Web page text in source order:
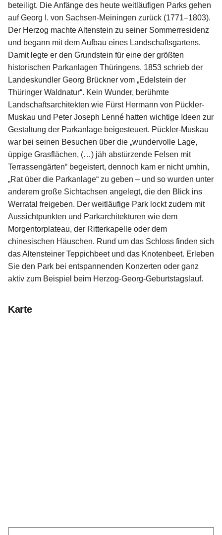
beteiligt. Die Anfänge des heute weitläufigen Parks gehen
auf Georg I. von Sachsen-Meiningen zurück (1771–1803).
Der Herzog machte Altenstein zu seiner Sommerresidenz
und begann mit dem Aufbau eines Landschaftsgartens.
Damit legte er den Grundstein für eine der größten
historischen Parkanlagen Thüringens. 1853 schrieb der
Landeskundler Georg Brückner vom „Edelstein der
Thüringer Waldnatur“. Kein Wunder, berühmte
Landschaftsarchitekten wie Fürst Hermann von Pückler-
Muskau und Peter Joseph Lenné hatten wichtige Ideen zur
Gestaltung der Parkanlage beigesteuert. Pückler-Muskau
war bei seinen Besuchen über die „wundervolle Lage,
üppige Grasflächen, (…) jäh abstürzende Felsen mit
Terrassengärten“ begeistert, dennoch kam er nicht umhin,
„Rat über die Parkanlage“ zu geben – und so wurden unter
anderem große Sichtachsen angelegt, die den Blick ins
Werratal freigeben. Der weitläufige Park lockt zudem mit
Aussichtpunkten und Parkarchitekturen wie dem
Morgentorplateau, der Ritterkapelle oder dem
chinesischen Häuschen. Rund um das Schloss finden sich
das Altensteiner Teppichbeet und das Knotenbeet. Erleben
Sie den Park bei entspannenden Konzerten oder ganz
aktiv zum Beispiel beim Herzog-Georg-Geburtstagslauf.
Karte